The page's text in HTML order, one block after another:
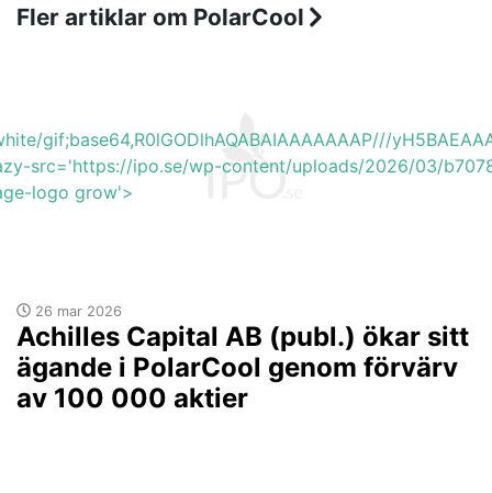
Fler artiklar om PolarCool
gif;base64,R0lGODlhAQABAIAAAAAAAP///
src='https://ipo.se/wp-content/uploads/2026/03/
logo grow'>
26 mar 2026
Achilles Capital AB (publ.) ökar sitt
ägande i PolarCool genom förvärv
av 100 000 aktier